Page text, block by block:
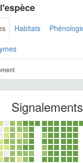
Habitats
Signalements